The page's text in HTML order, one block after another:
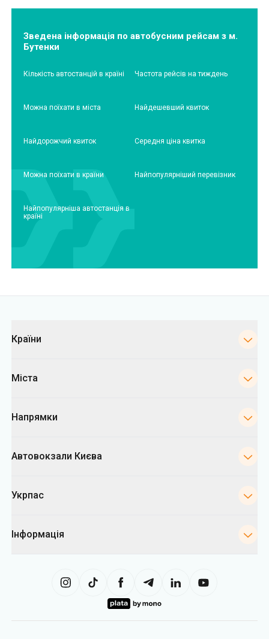
Зведена інформація по автобусним рейсам з м.
Бутенки
Кількість автостанцій в країні Частота рейсів на тиждень
Можна поїхати в міста Найдешевший квиток
Найдорожчий квиток Середня ціна квитка
Можна поїхати в країни Найпопулярніший перевізник
Найпопулярніша автостанція в
країні
Країни
Міста
Напрямки
Автовокзали Києва
Укрпас
Інформація